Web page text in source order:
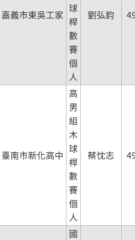
嘉義市東吳工家
球
桿
數
賽
個
人
劉弘鈞
臺南市新化高中
高
男
組
木
球
桿
數
賽
個
人
蔡忱志
國